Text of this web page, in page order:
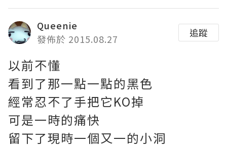
Queenie
發佈於 2015.08.27
追蹤
以前不懂
看到了那一點一點的黑色
經常忍不了手把它KO掉
可是一時的痛快
留下了現時一個又一的小洞